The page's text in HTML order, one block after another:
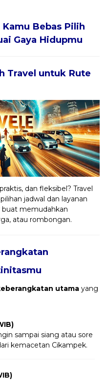
Kamu Bebas Pilih
Gaya Hidupmu
Travel untuk Rute
dan fleksibel? Travel
jadwal dan layanan
buat memudahkan
atau rombongan.
utama yang
sampai siang atau sore
kemacetan Cikampek.